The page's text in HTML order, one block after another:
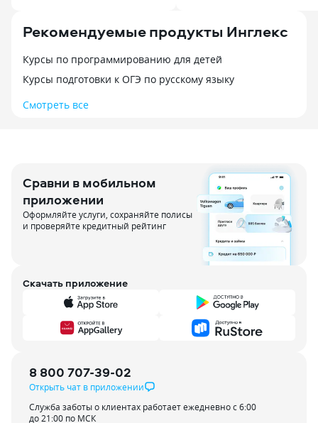
Рекомендуемые продукты Инглекс
Курсы по программированию для детей
Курсы подготовки к ОГЭ по русскому языку
Смотреть все
Сравни в мобильном
приложении
Оформляйте услуги, сохраняйте полисы
и проверяйте кредитный рейтинг
Скачать приложение
8 800 707-39-02
Открыть чат в приложении
Служба заботы о клиентах работает ежедневно с 6:00
до 21:00 по МСК